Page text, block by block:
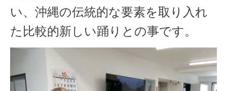
い、沖縄の伝統的な要素を取り入れ
た比較的新しい踊りとの事です。